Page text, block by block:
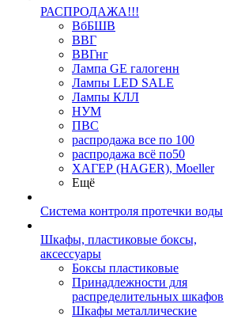
РАСПРОДАЖА!!!
ВбБШВ
ВВГ
ВВГнг
Лампа GE галогенн
Лампы LED SALE
Лампы КЛЛ
НУМ
ПВС
распродажа все по 100
распродажа всё по50
ХАГЕР (HAGER), Moeller
Ещё
Система контроля протечки воды
Шкафы, пластиковые боксы,
аксессуары
Боксы пластиковые
Принадлежности для
распределительных шкафов
Шкафы металлические